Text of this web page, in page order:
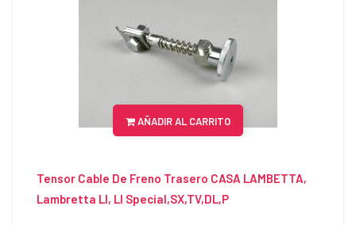
AÑADIR AL CARRITO
Tensor Cable De Freno Trasero CASA LAMBETTA,
Lambretta LI, LI Special,SX,TV,DL,P